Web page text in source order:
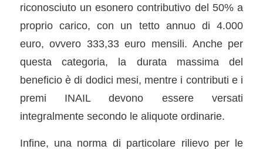
riconosciuto un esonero contributivo del 50% a
proprio carico, con un tetto annuo di 4.000
euro, ovvero 333,33 euro mensili. Anche per
questa categoria, la durata massima del
beneficio è di dodici mesi, mentre i contributi e i
premi INAIL devono essere versati
integralmente secondo le aliquote ordinarie.
Infine, una norma di particolare rilievo per le